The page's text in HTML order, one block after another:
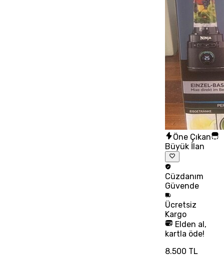
Öne Çıkan
Büyük İlan
Cüzdanım
Güvende
Ücretsiz
Kargo
Elden al,
kartla öde!
8.500 TL